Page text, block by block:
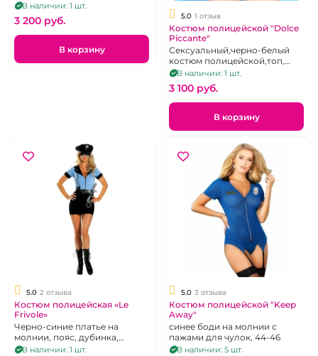
В наличии: 1 шт.
3 200 pуб.
В корзину
5.0 1 отзыв
Костюм полицейской "Dolce
Piccante"
Сексуальный,черно-белый
костюм полицейской,топ,
шортики и фуражка. р.48-50
В наличии: 1 шт.
3 100 pуб.
В корзину
5.0 2 отзыва
Костюм полицейская «Le
Frivole»
Черно-синие платье на
молнии, пояс, дубинка,
наручники, р. 42-46
В наличии: 1 шт.
5.0 3 отзыва
Костюм полицейской "Keep
Away"
синее боди на молнии с
пажами для чулок, 44-46
В наличии: 5 шт.